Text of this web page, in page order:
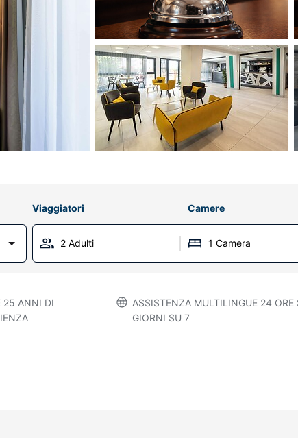
Viaggiatori Camere
2 Adulti 1 Camera
25 ANNI DI
ASSISTENZA MULTILINGUE 24 ORE
GIORNI SU 7